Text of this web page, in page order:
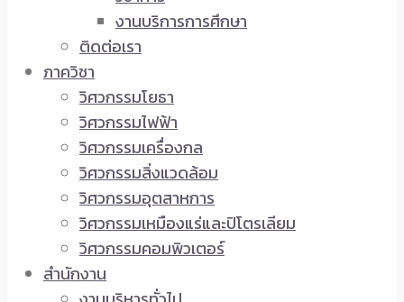
งานบริการการศึกษา
ติดต่อเรา
ภาควิชา
วิศวกรรมโยธา
วิศวกรรมไฟฟ้า
วิศวกรรมเครื่องกล
วิศวกรรมสิ่งแวดล้อม
วิศวกรรมอุตสาหการ
วิศวกรรมเหมืองแร่และปิโตรเลียม
วิศวกรรมคอมพิวเตอร์
สำนักงาน